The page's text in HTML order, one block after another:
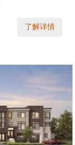
了解详情